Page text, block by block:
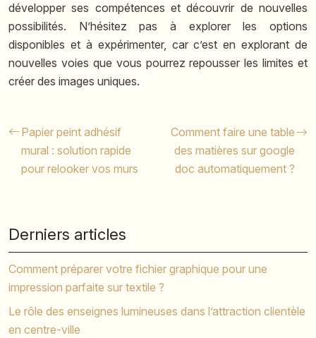
développer ses compétences et découvrir de nouvelles
possibilités. N’hésitez pas à explorer les options
disponibles et à expérimenter, car c’est en explorant de
nouvelles voies que vous pourrez repousser les limites et
créer des images uniques.
Papier peint adhésif
mural : solution rapide
pour relooker vos murs
Comment faire une table
des matières sur google
doc automatiquement ?
Derniers articles
Comment préparer votre fichier graphique pour une
impression parfaite sur textile ?
Le rôle des enseignes lumineuses dans l’attraction clientèle
en centre-ville